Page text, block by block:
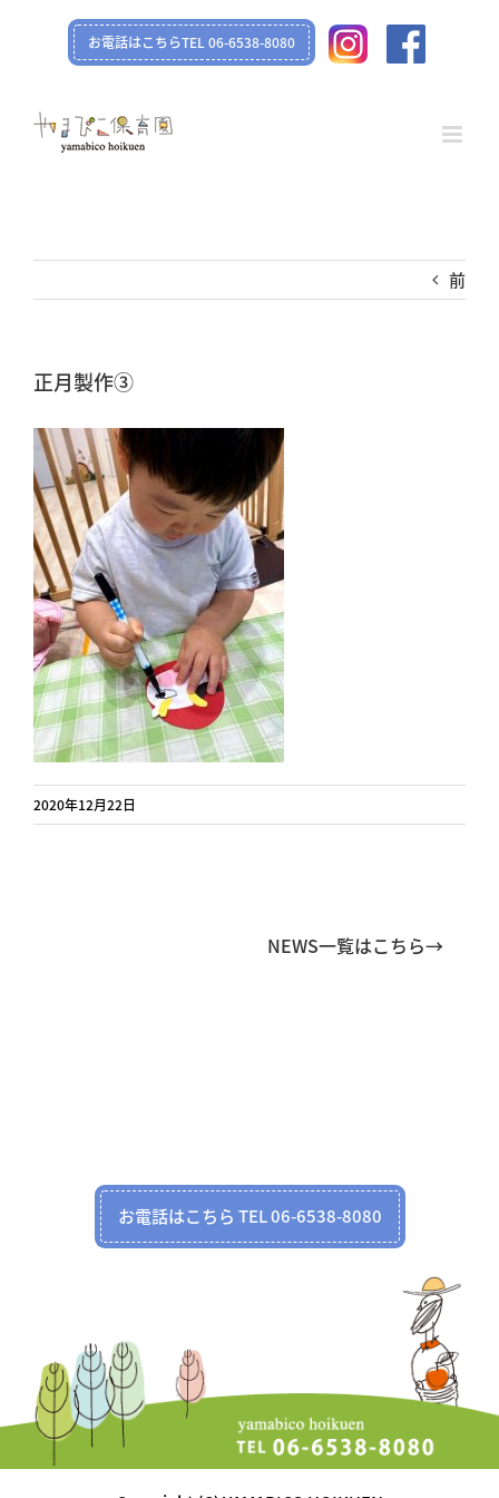
お電話はこちらTEL 06-6538-8080
前
正月製作➂
2020年12月22日
NEWS一覧はこちら→
お電話はこちら TEL 06-6538-8080